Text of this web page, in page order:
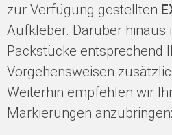
zur Verfügung gestellten
Aufkleber. Darüber hinaus
Packstücke entsprechend
Vorgehensweisen
Weiterhin empfehlen wir
Markierungen anzubringen: